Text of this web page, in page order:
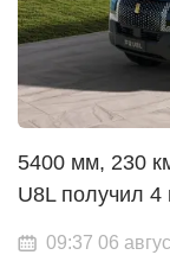
5400 мм, 230
U8L получил 4
09:37 06